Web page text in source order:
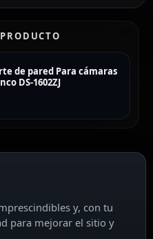
de pared Para cámaras
DS-1602ZJ
y, con tu
para mejorar el sitio y